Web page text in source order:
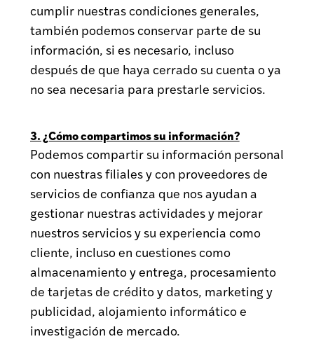
cumplir nuestras condiciones generales,
también podemos conservar parte de su
información, si es necesario, incluso
después de que haya cerrado su cuenta o ya
no sea necesaria para prestarle servicios.
3. ¿Cómo compartimos su información?
Podemos compartir su información personal
con nuestras filiales y con proveedores de
servicios de confianza que nos ayudan a
gestionar nuestras actividades y mejorar
nuestros servicios y su experiencia como
cliente, incluso en cuestiones como
almacenamiento y entrega, procesamiento
de tarjetas de crédito y datos, marketing y
publicidad, alojamiento informático e
investigación de mercado.